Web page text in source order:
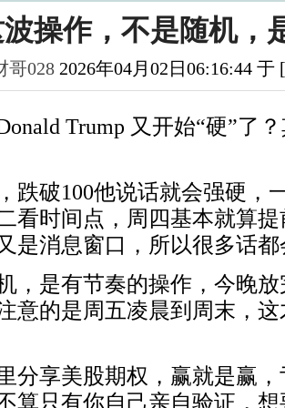
操作，不是随机，
哥028 2026年04月02日06:16:44
Trump 又开始“硬”了
跌破100他说话就会强硬，
看时间点，周四基本就算
是消息窗口，所以很多话
，是有节奏的操作，今晚
意的是周五凌晨到周末，
分享美股期权，赢就是赢
算只有你自己亲自验证，